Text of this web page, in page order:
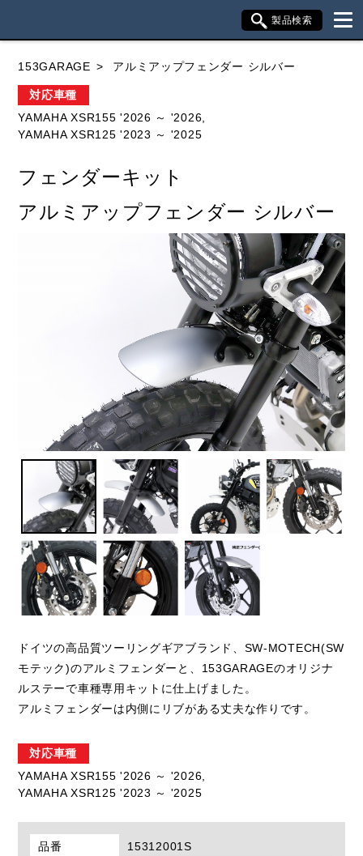
製品検索
KAWASAKI
閉じる
153GARAGE アルミアップフェンダー シルバー
対応車種
YAMAHA XSR155 '2026 ～ '2026,
YAMAHA XSR125 '2023 ～ '2025
フェンダーキット
アルミアップフェンダー シルバー
ドイツの高品質ツーリングギアブランド、SW-MOTECH(SW
モテック)のアルミフェンダーと、153GARAGEのオリジナ
ルステーで車種専用キットに仕上げました。
アルミフェンダーは内側にリブがある丈夫な作りです。
対応車種
YAMAHA XSR155 '2026 ～ '2026,
YAMAHA XSR125 '2023 ～ '2025
品番
15312001S